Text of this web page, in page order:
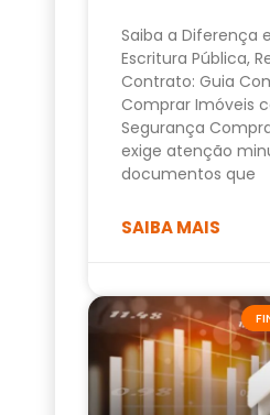
Saiba a Diferença
Escritura Pública,
Contrato: Guia
Comprar Imóveis
Segurança
exige atenção
documentos que
SAIBA MAIS